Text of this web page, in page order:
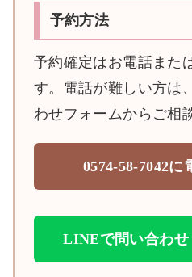
予約方法
予約確定はお電話また
す。電話が難しい方は
わせフォームからご相
0574-58-7042に
LINEで問い合わせ